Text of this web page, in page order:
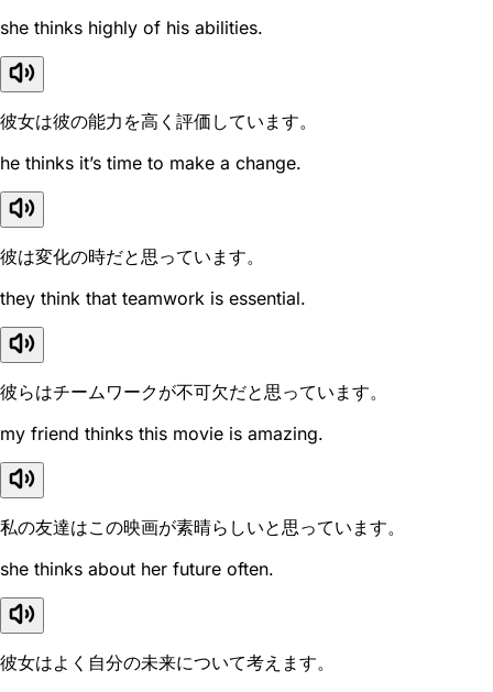
she thinks highly of his abilities.
彼女は彼の能力を高く評価しています。
he thinks it’s time to make a change.
彼は変化の時だと思っています。
they think that teamwork is essential.
彼らはチームワークが不可欠だと思っています。
my friend thinks this movie is amazing.
私の友達はこの映画が素晴らしいと思っています。
she thinks about her future often.
彼女はよく自分の未来について考えます。